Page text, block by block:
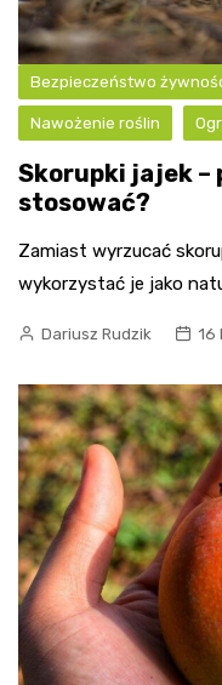
Bezpieczeństwo
Nawożenie roślin
Skorupki jajek –
stosować?
Zamiast wyrzucać
wykorzystać je jako
Dariusz Rudzik 16